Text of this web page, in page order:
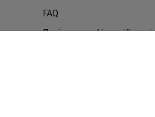
FAQ
Політика конфіденційності